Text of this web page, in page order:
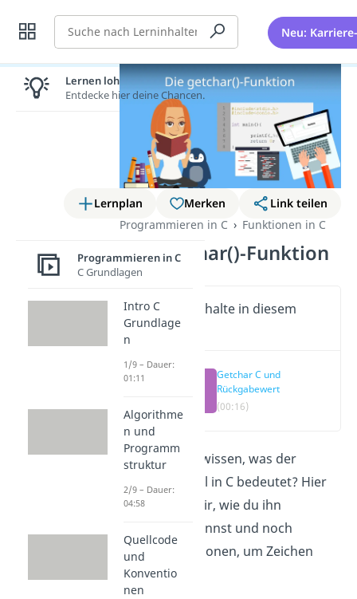
Suche Neu:
Lernplan Merken
Link teilen
Programmieren in C
Funktionen in C
Die getchar()-Funktion
Wichtige Inhalte in diesem
Video
Getchar C und
Rückgabewert
(00:16)
Du möchtest wissen, was der
getchar Befehl in C bedeutet? Hier
erklären wir dir, wie du ihn
verwenden kannst und noch
weitere Funktionen, um Zeichen
einzulesen.
Lernen lohnt sich!
Entdecke hier deine Chancen.
Programmieren in C
C Grundlagen
Intro C
Grundlage
n
1/9 – Dauer:
01:11
Algorithme
n und
Programm
struktur
2/9 – Dauer:
04:58
Quellcode
und
Konventio
nen